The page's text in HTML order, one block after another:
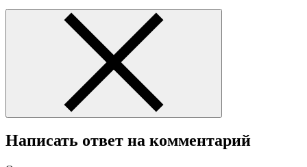
Написать ответ на комментарий